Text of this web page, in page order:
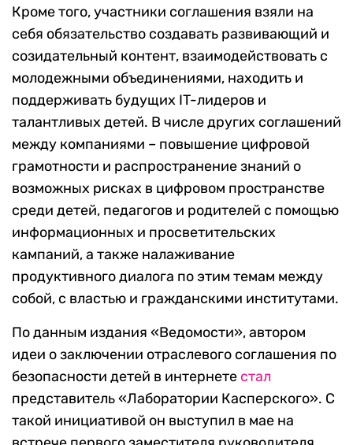
Кроме того, участники соглашения взяли на
себя обязательство создавать развивающий и
созидательный контент, взаимодействовать с
молодежными объединениями, находить и
поддерживать будущих IT-лидеров и
талантливых детей. В числе других соглашений
между компаниями – повышение цифровой
грамотности и распространение знаний о
возможных рисках в цифровом пространстве
среди детей, педагогов и родителей с помощью
информационных и просветительских
кампаний, а также налаживание
продуктивного диалога по этим темам между
собой, с властью и гражданскими институтами.
По данным издания «Ведомости», автором
идеи о заключении отраслевого соглашения по
безопасности детей в интернете стал
представитель «Лаборатории Касперского». С
такой инициативой он выступил в мае на